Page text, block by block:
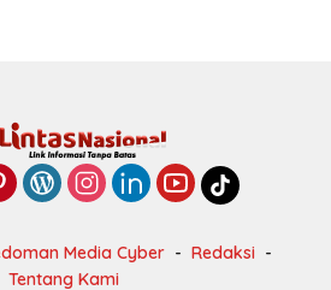
Media Cyber
Redaksi
Tentang Kami